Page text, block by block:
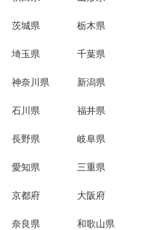
茨城県 栃木県
埼玉県 千葉県
神奈川県 新潟県
石川県 福井県
長野県 岐阜県
愛知県 三重県
京都府 大阪府
奈良県 和歌山県